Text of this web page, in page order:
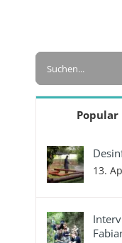
Suche
Popular
13.